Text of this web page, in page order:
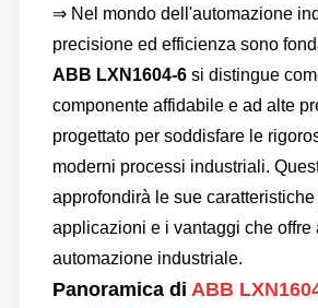
⇒ Nel mondo dell'automazione
precisione ed efficienza sono
ABB LXN1604-6si distingue
componente affidabile e ad alte
progettato per soddisfare le
moderni processi industriali.
approfondirà le sue
applicazioni e i vantaggi che offre
automazione industriale.
Panoramica di ABB